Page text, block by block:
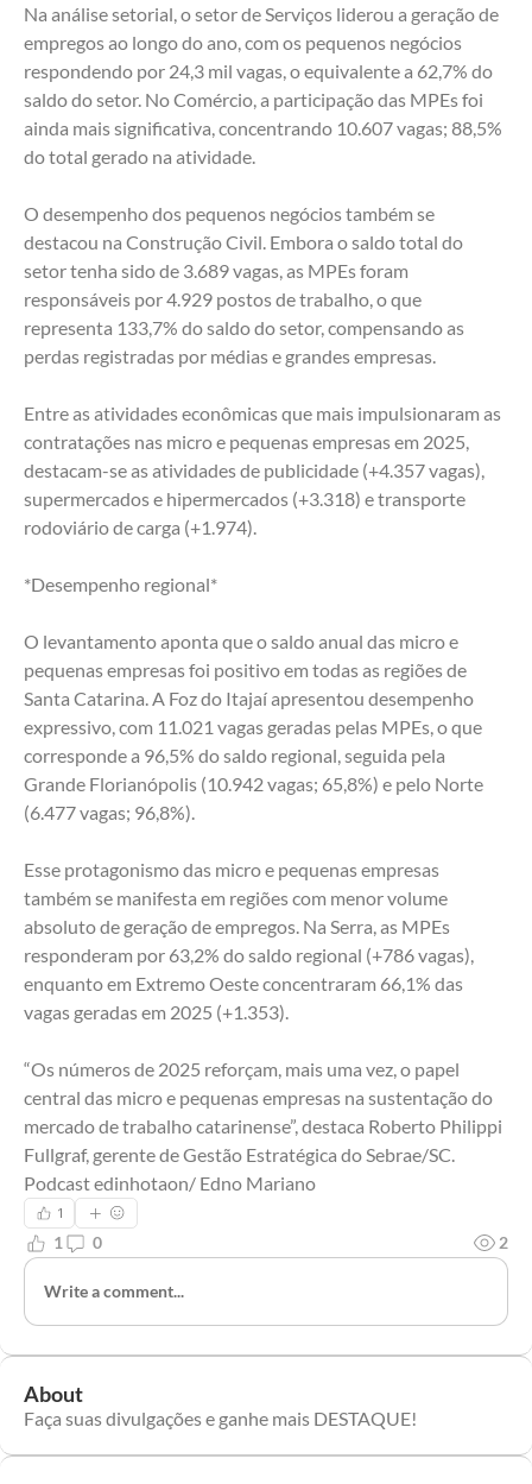
Na análise setorial, o setor de Serviços liderou a geração de
empregos ao longo do ano, com os pequenos negócios
respondendo por 24,3 mil vagas, o equivalente a 62,7% do
saldo do setor. No Comércio, a participação das MPEs foi
ainda mais significativa, concentrando 10.607 vagas; 88,5%
do total gerado na atividade.
O desempenho dos pequenos negócios também se
destacou na Construção Civil. Embora o saldo total do
setor tenha sido de 3.689 vagas, as MPEs foram
responsáveis por 4.929 postos de trabalho, o que
representa 133,7% do saldo do setor, compensando as
perdas registradas por médias e grandes empresas.
Entre as atividades econômicas que mais impulsionaram as
contratações nas micro e pequenas empresas em 2025,
destacam-se as atividades de publicidade (+4.357 vagas),
supermercados e hipermercados (+3.318) e transporte
rodoviário de carga (+1.974).
*Desempenho regional*
O levantamento aponta que o saldo anual das micro e
pequenas empresas foi positivo em todas as regiões de
Santa Catarina. A Foz do Itajaí apresentou desempenho
expressivo, com 11.021 vagas geradas pelas MPEs, o que
corresponde a 96,5% do saldo regional, seguida pela
Grande Florianópolis (10.942 vagas; 65,8%) e pelo Norte
(6.477 vagas; 96,8%).
Esse protagonismo das micro e pequenas empresas
também se manifesta em regiões com menor volume
absoluto de geração de empregos. Na Serra, as MPEs
responderam por 63,2% do saldo regional (+786 vagas),
enquanto em Extremo Oeste concentraram 66,1% das
vagas geradas em 2025 (+1.353).
“Os números de 2025 reforçam, mais uma vez, o papel
central das micro e pequenas empresas na sustentação do
mercado de trabalho catarinense”, destaca Roberto Philippi
Fullgraf, gerente de Gestão Estratégica do Sebrae/SC.
Podcast edinhotaon/ Edno Mariano
1
1 0 2
Write a comment...
About
Faça suas divulgações e ganhe mais DESTAQUE!